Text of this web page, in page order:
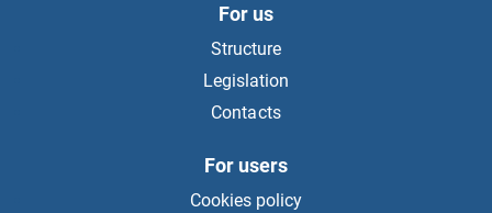
For us
Structure
Legislation
Contacts
For users
Cookies policy